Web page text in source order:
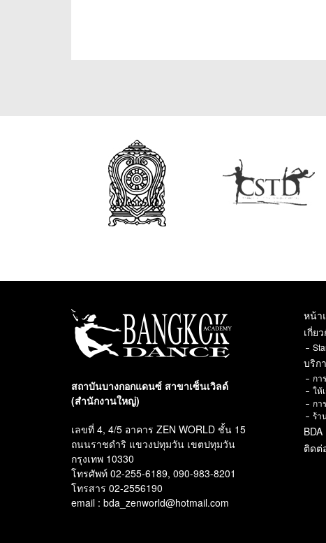
สถาบันบางกอกแดนซ์ สาขาเซ็นเวิลด์
(สำนักงานใหญ่)
เลขที่ 4, 4/5 อาคาร ZEN WORLD ชั้น 15
ถนนราชดำริ แขวงปทุมวัน เขตปทุมวัน
กรุงเทพ 10330
โทรศัพท์ 02-255-6189, 090-983-8201
โทรสาร 02-2556190
email : bda_zenworld@hotmail.com
หน้า
เกี่ย
บริก
กา
ให้
กา
ร้า
ติดต่